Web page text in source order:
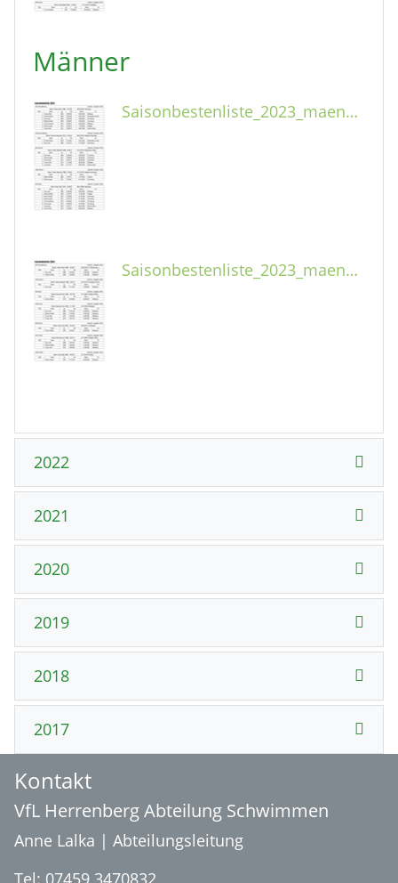
Männer
Saisonbestenliste_2023_maennlich_Kurzbahn.pdf
Saisonbestenliste_2023_maennlich_Langbahn.pdf
2022
2021
2020
2019
2018
2017
Kontakt
VfL Herrenberg Abteilung Schwimmen
Anne Lalka | Abteilungsleitung
Tel: 07459 3470832